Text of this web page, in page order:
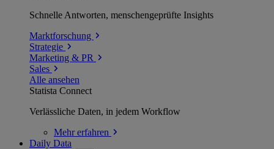
Schnelle Antworten, menschengeprüfte Insights
Marktforschung
Strategie
Marketing & PR
Sales
Alle ansehen
Statista Connect
Verlässliche Daten, in jedem Workflow
Mehrerfahren
Daily Data